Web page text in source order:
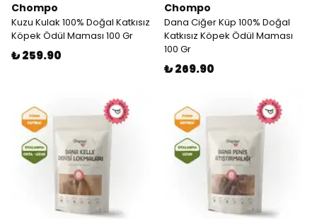
Chompo
Kuzu Kulak 100% Doğal Katkısız
Köpek Ödül Maması 100 Gr
₺ 259.90
Chompo
Dana Ciğer Küp 100% Doğal
Katkısız Köpek Ödül Maması
100 Gr
₺ 269.90